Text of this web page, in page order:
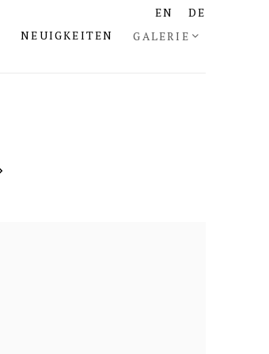
NEUIGKEITEN GALERIE
EN DE